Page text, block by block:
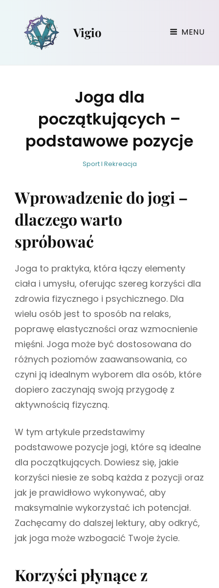
Vigio MENU
Joga dla
początkujących –
podstawowe pozycje
C
E
G
R
E
Sport I RekreacjaBw
i
Wprowadzenie do jogi –
dlaczego warto
spróbować
Joga to praktyka, która łączy elementy
ciała i umysłu, oferując szereg korzyści dla
zdrowia fizycznego i psychicznego. Dla
wielu osób jest to sposób na relaks,
poprawę elastyczności oraz wzmocnienie
mięśni. Joga może być dostosowana do
różnych poziomów zaawansowania, co
czyni ją idealnym wyborem dla osób, które
dopiero zaczynają swoją przygodę z
aktywnością fizyczną.
W tym artykule przedstawimy
podstawowe pozycje jogi, które są idealne
dla początkujących. Dowiesz się, jakie
korzyści niesie ze sobą każda z pozycji oraz
jak je prawidłowo wykonywać, aby
maksymalnie wykorzystać ich potencjał.
Zachęcamy do dalszej lektury, aby odkryć,
jak joga może wzbogacić Twoje życie.
Korzyści płynące z